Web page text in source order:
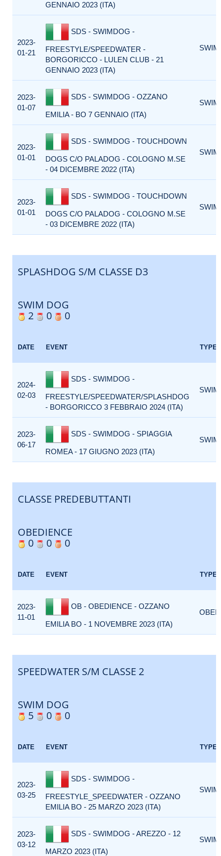
GENNAIO 2023 (ITA)
2023-
01-21
SDS - SWIMDOG -
FREESTYLE/SPEEDWATER -
BORGORICCO - LULEN CLUB - 21
GENNAIO 2023 (ITA)
2023-
01-07
SDS - SWIMDOG - OZZANO
EMILIA - BO 7 GENNAIO (ITA)
2023-
01-01
SDS - SWIMDOG - TOUCHDOWN
DOGS C/O PALADOG - COLOGNO M.SE
- 04 DICEMBRE 2022 (ITA)
2023-
01-01
SDS - SWIMDOG - TOUCHDOWN
DOGS C/O PALADOG - COLOGNO M.SE
- 03 DICEMBRE 2022 (ITA)
SPLASHDOG S/M CLASSE D3
SWIM DOG
2
0 0
DATE EVENT TYPE
2024-
02-03
SDS - SWIMDOG -
FREESTYLE/SPEEDWATER/SPLASHDOG
- BORGORICCO 3 FEBBRAIO 2024 (ITA)
2023-
06-17
SDS - SWIMDOG - SPIAGGIA
ROMEA - 17 GIUGNO 2023 (ITA)
CLASSE PREDEBUTTANTI
OBEDIENCE
0
0 0
DATE EVENT TYPE
2023-
11-01
OB - OBEDIENCE - OZZANO
EMILIA BO - 1 NOVEMBRE 2023 (ITA)
SPEEDWATER S/M CLASSE 2
SWIM DOG
5
0 0
DATE EVENT TYPE
2023-
03-25
SDS - SWIMDOG -
FREESTYLE_SPEEDWATER - OZZANO
EMILIA BO - 25 MARZO 2023 (ITA)
2023-
03-12
SDS - SWIMDOG - AREZZO - 12
MARZO 2023 (ITA)